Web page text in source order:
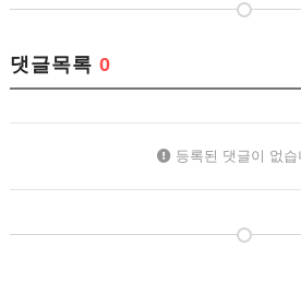
댓글목록0
등록된 댓글이 없습